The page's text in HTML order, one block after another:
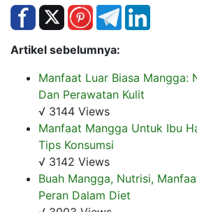
Artikel sebelumnya:
Manfaat Luar Biasa Mangga:
Dan Perawatan Kulit
√ 3144 Views
Manfaat Mangga Untuk Ibu
Tips Konsumsi
√ 3142 Views
Buah Mangga, Nutrisi,
Peran Dalam Diet